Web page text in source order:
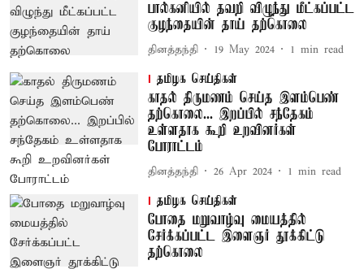
பால்கனியில் தவறி விழுந்து மீட்கப்பட்ட
குழந்தையின் தாய் தற்கொலை
தினத்தந்தி 19 May 2024 1 min read
தமிழக செய்திகள்
காதல் திருமணம் செய்த இளம்பெண்
தற்கொலை... இறப்பில் சந்தேகம்
உள்ளதாக கூறி உறவினர்கள்
போராட்டம்
தினத்தந்தி 26 Apr 2024 1 min read
தமிழக செய்திகள்
போதை மறுவாழ்வு மையத்தில்
சேர்க்கப்பட்ட இளைஞர் தூக்கிட்டு
தற்கொலை